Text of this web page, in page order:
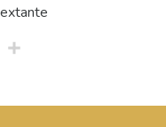
Twitter